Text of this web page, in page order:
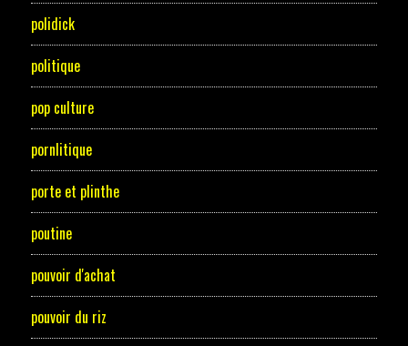
polidick
politique
pop culture
pornlitique
porte et plinthe
poutine
pouvoir d'achat
pouvoir du riz